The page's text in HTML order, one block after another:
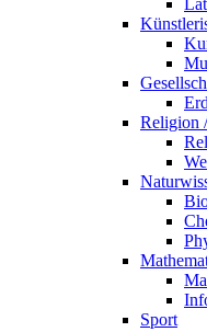
Religion
Sport